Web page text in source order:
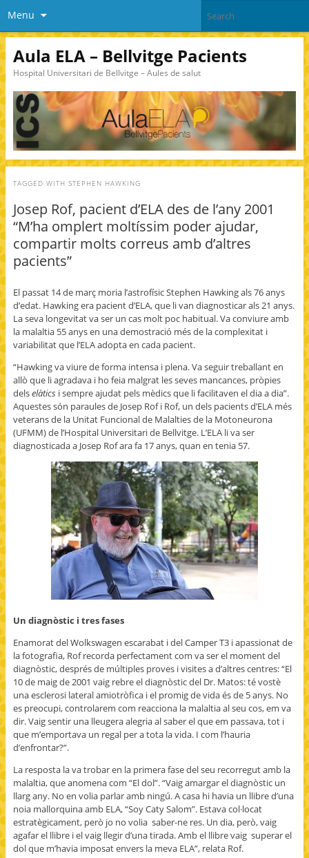
Menu
Aula ELA – Bellvitge Pacients
Hospital Universitari de Bellvitge – Aules de salut
TAGGED WITH STEPHEN HAWKING
Josep Rof, pacient d’ELA des de l’any 2001
“M’ha omplert moltíssim poder ajudar,
compartir molts correus amb d’altres
pacients”
El passat 14 de març moria l’astrofísic Stephen Hawking als 76 anys
d’edat. Hawking era pacient d’ELA, que li van diagnosticar als 21 anys.
La seva longevitat va ser un cas molt poc habitual. Va conviure amb
la malaltia 55 anys en una demostració més de la complexitat i
variabilitat que l’ELA adopta en cada pacient.
“Hawking va viure de forma intensa i plena. Va seguir treballant en
allò que li agradava i ho feia malgrat les seves mancances, pròpies
delselàticsi sempre ajudat pels mèdics que li facilitaven el dia a dia”.
Aquestes són paraules de Josep Rof i Rof, un dels pacients d’ELA més
veterans de la Unitat Funcional de Malalties de la Motoneurona
(UFMM) de l’Hospital Universitari de Bellvitge. L’ELA li va ser
diagnosticada a Josep Rof ara fa 17 anys, quan en tenia 57.
Un diagnòstic i tres fases
Enamorat del Wolkswagen escarabat i del Camper T3 i apassionat de
la fotografia, Rof recorda perfectament com va ser el moment del
diagnòstic, després de múltiples proves i visites a d’altres centres: “El
10 de maig de 2001 vaig rebre el diagnòstic del Dr. Matos: té vostè
una esclerosi lateral amiotròfica i el promig de vida és de 5 anys. No
es preocupi, controlarem com reacciona la malaltia al seu cos, em va
dir. Vaig sentir una lleugera alegria al saber el que em passava, tot i
que m’emportava un regal per a tota la vida. I com l’hauria
d’enfrontar?”.
La resposta la va trobar en la primera fase del seu recorregut amb la
malaltia, que anomena com “El dol”. “Vaig amargar el diagnòstic un
llarg any. No en volia parlar amb ningú. A casa hi havia un llibre d’una
noia mallorquina amb ELA, “Soy Caty Salom”. Estava col·locat
estratègicament, però jo no volia saber-ne res. Un dia, però, vaig
agafar el llibre i el vaig llegir d’una tirada. Amb el llibre vaig superar el
dol que m’havia imposat envers la meva ELA”, relata Rof.